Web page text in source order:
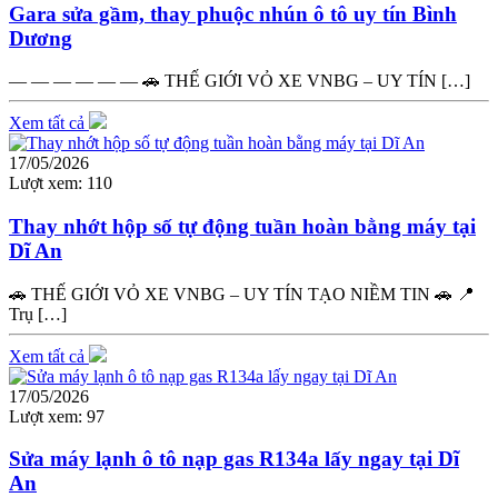
Gara sửa gầm, thay phuộc nhún ô tô uy tín Bình
Dương
— — — — — — 🚗 THẾ GIỚI VỎ XE VNBG – UY TÍN […]
Xem tất cả
17/05/2026
Lượt xem: 110
Thay nhớt hộp số tự động tuần hoàn bằng máy tại
Dĩ An
🚗 THẾ GIỚI VỎ XE VNBG – UY TÍN TẠO NIỀM TIN 🚗 📍
Trụ […]
Xem tất cả
17/05/2026
Lượt xem: 97
Sửa máy lạnh ô tô nạp gas R134a lấy ngay tại Dĩ
An